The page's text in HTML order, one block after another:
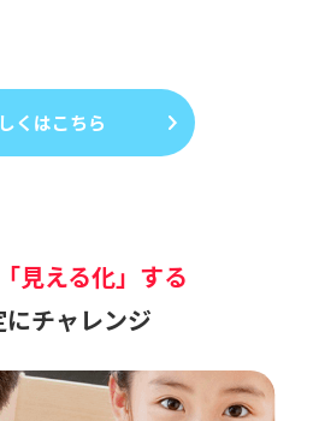
くはこちら
見える化」する
チャレンジ